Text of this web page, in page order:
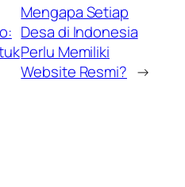
Mengapa Setiap
Desa di Indonesia
Perlu Memiliki
Website Resmi? →